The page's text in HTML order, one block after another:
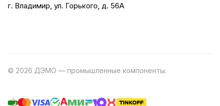
г. Владимир, ул. Горького, д. 56А
© 2026 ДЭМО — промышленные компоненты.